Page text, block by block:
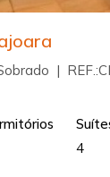
|
4